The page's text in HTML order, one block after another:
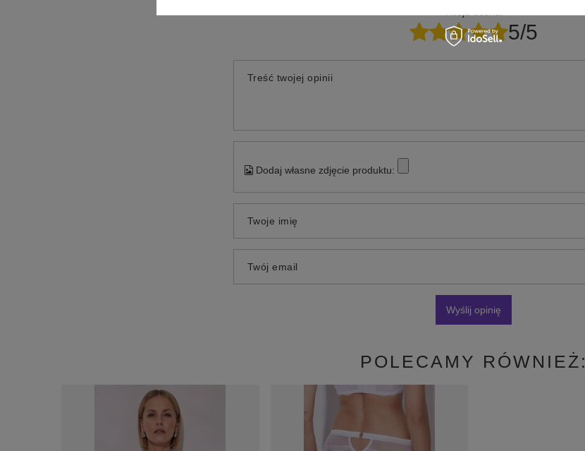
5/5
Treść twojej opinii
Dodaj własne zdjęcie produktu:
Twoje imię
Twój email
Wyślij opinię
POLECAMY RÓWNIEŻ: